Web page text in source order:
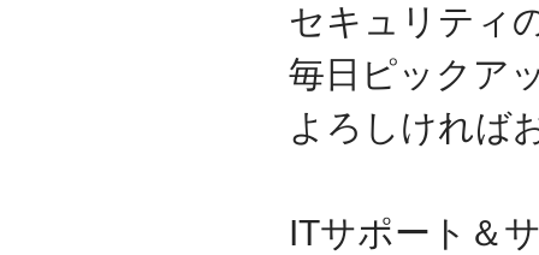
セキュリティ
毎日ピックア
よろしければ
ITサポート＆